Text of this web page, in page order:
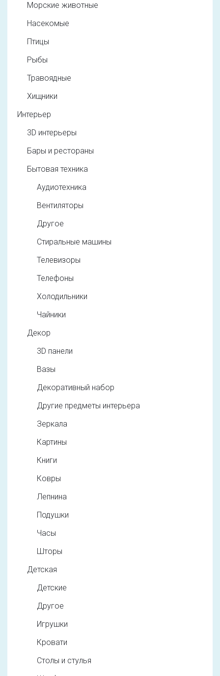
Морские животные
Насекомые
Птицы
Рыбы
Травоядные
Хищники
Интерьер
3D интерьеры
Бары и рестораны
Бытовая техника
Аудиотехника
Вентиляторы
Другое
Стиральные машины
Телевизоры
Телефоны
Холодильники
Чайники
Декор
3D панели
Вазы
Декоративный набор
Другие предметы интерьера
Зеркала
Картины
Книги
Ковры
Лепнина
Подушки
Часы
Шторы
Детская
Детские
Другое
Игрушки
Кровати
Столы и стулья